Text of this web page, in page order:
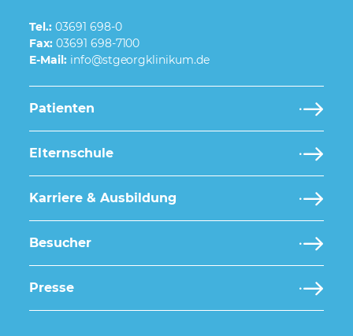
Tel.: 03691 698-0
Fax: 03691 698-7100
E-Mail:
Patienten
Elternschule
Karriere & Ausbildung
Besucher
Presse